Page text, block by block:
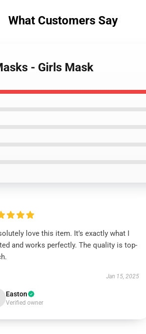
What Customers Say
- Girls Mask
love this item. It’s exactly what I
and works perfectly. The quality is top-
Jan 15, 2025
Easton
Verified owner